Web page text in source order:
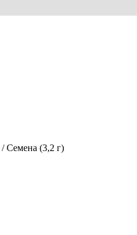
/Семена (3,2 г)